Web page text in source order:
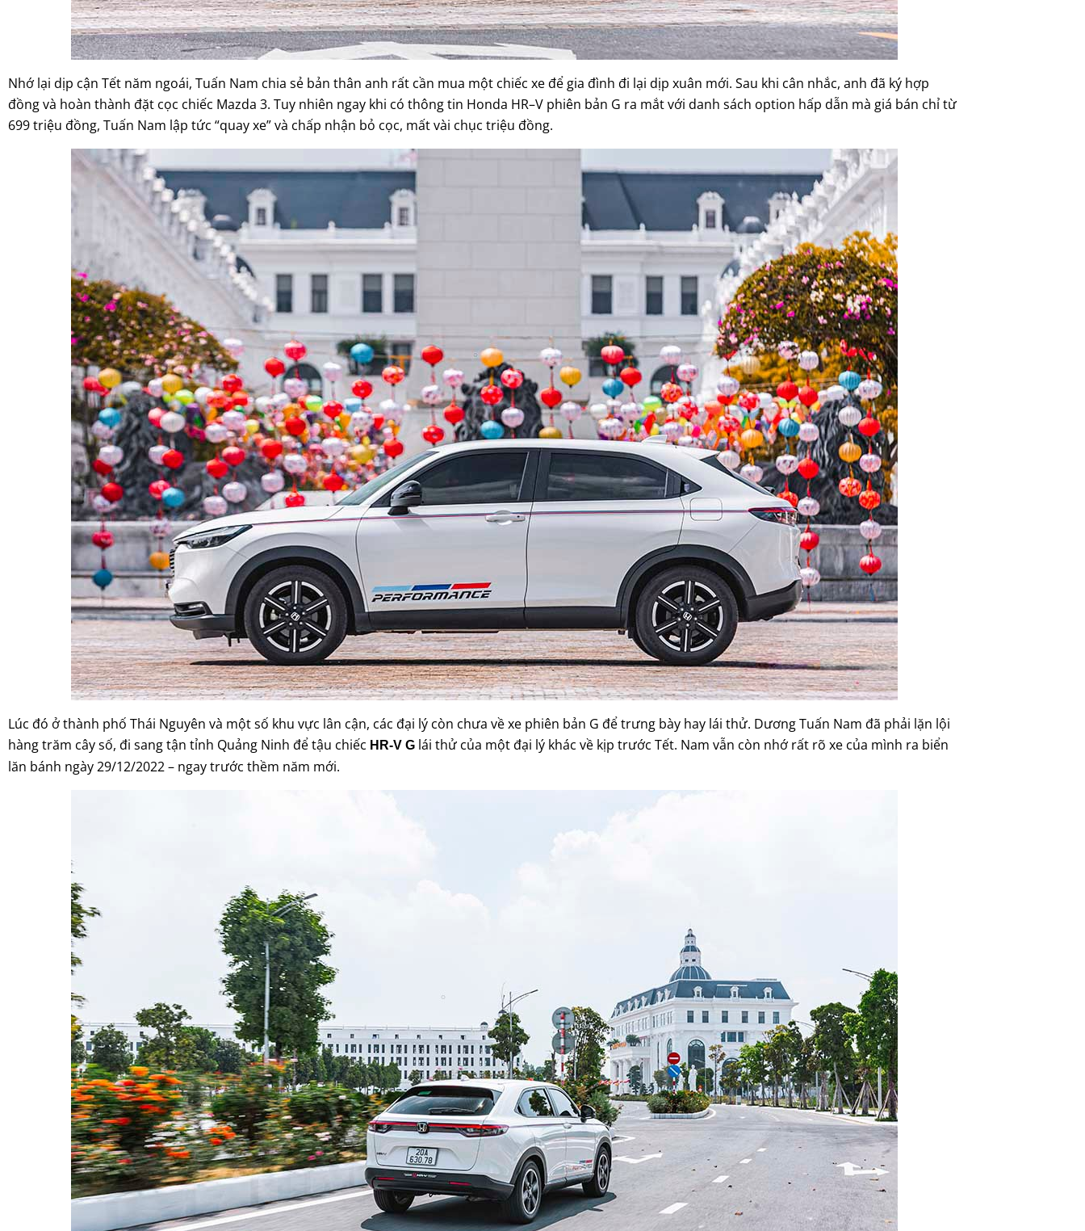
Nhớ lại dịp cận Tết năm ngoái, Tuấn Nam chia sẻ bản thân anh rất cần mua một chiếc xe để gia đình đi lại dịp xuân mới. Sau khi cân nhắc, anh đã ký hợp
đồng và hoàn thành đặt cọc chiếc Mazda 3. Tuy nhiên ngay khi có thông tin Honda HR–V phiên bản G ra mắt với danh sách option hấp dẫn mà giá bán chỉ từ
699 triệu đồng, Tuấn Nam lập tức “quay xe” và chấp nhận bỏ cọc, mất vài chục triệu đồng.
Lúc đó ở thành phố Thái Nguyên và một số khu vực lân cận, các đại lý còn chưa về xe phiên bản G để trưng bày hay lái thử. Dương Tuấn Nam đã phải lặn lội
hàng trăm cây số, đi sang tận tỉnh Quảng Ninh để tậu chiếc HR-V G lái thử của một đại lý khác về kịp trước Tết. Nam vẫn còn nhớ rất rõ xe của mình ra biển
lăn bánh ngày 29/12/2022 – ngay trước thềm năm mới.